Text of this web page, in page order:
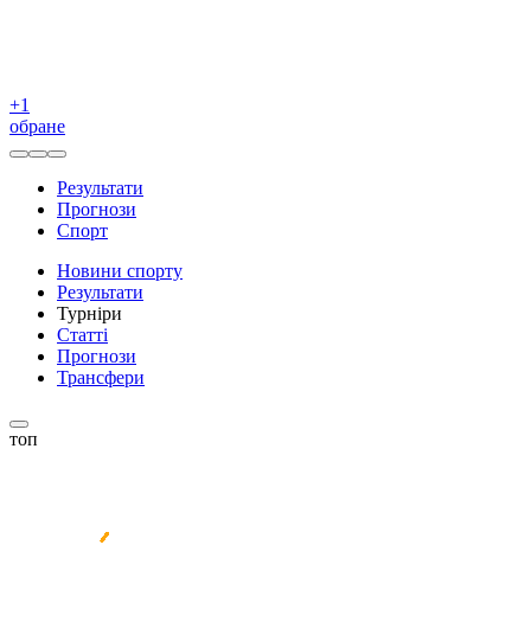
+1
обране
Результати
Прогнози
Спорт
Новини спорту
Результати
Турніри
Статті
Прогнози
Трансфери
топ